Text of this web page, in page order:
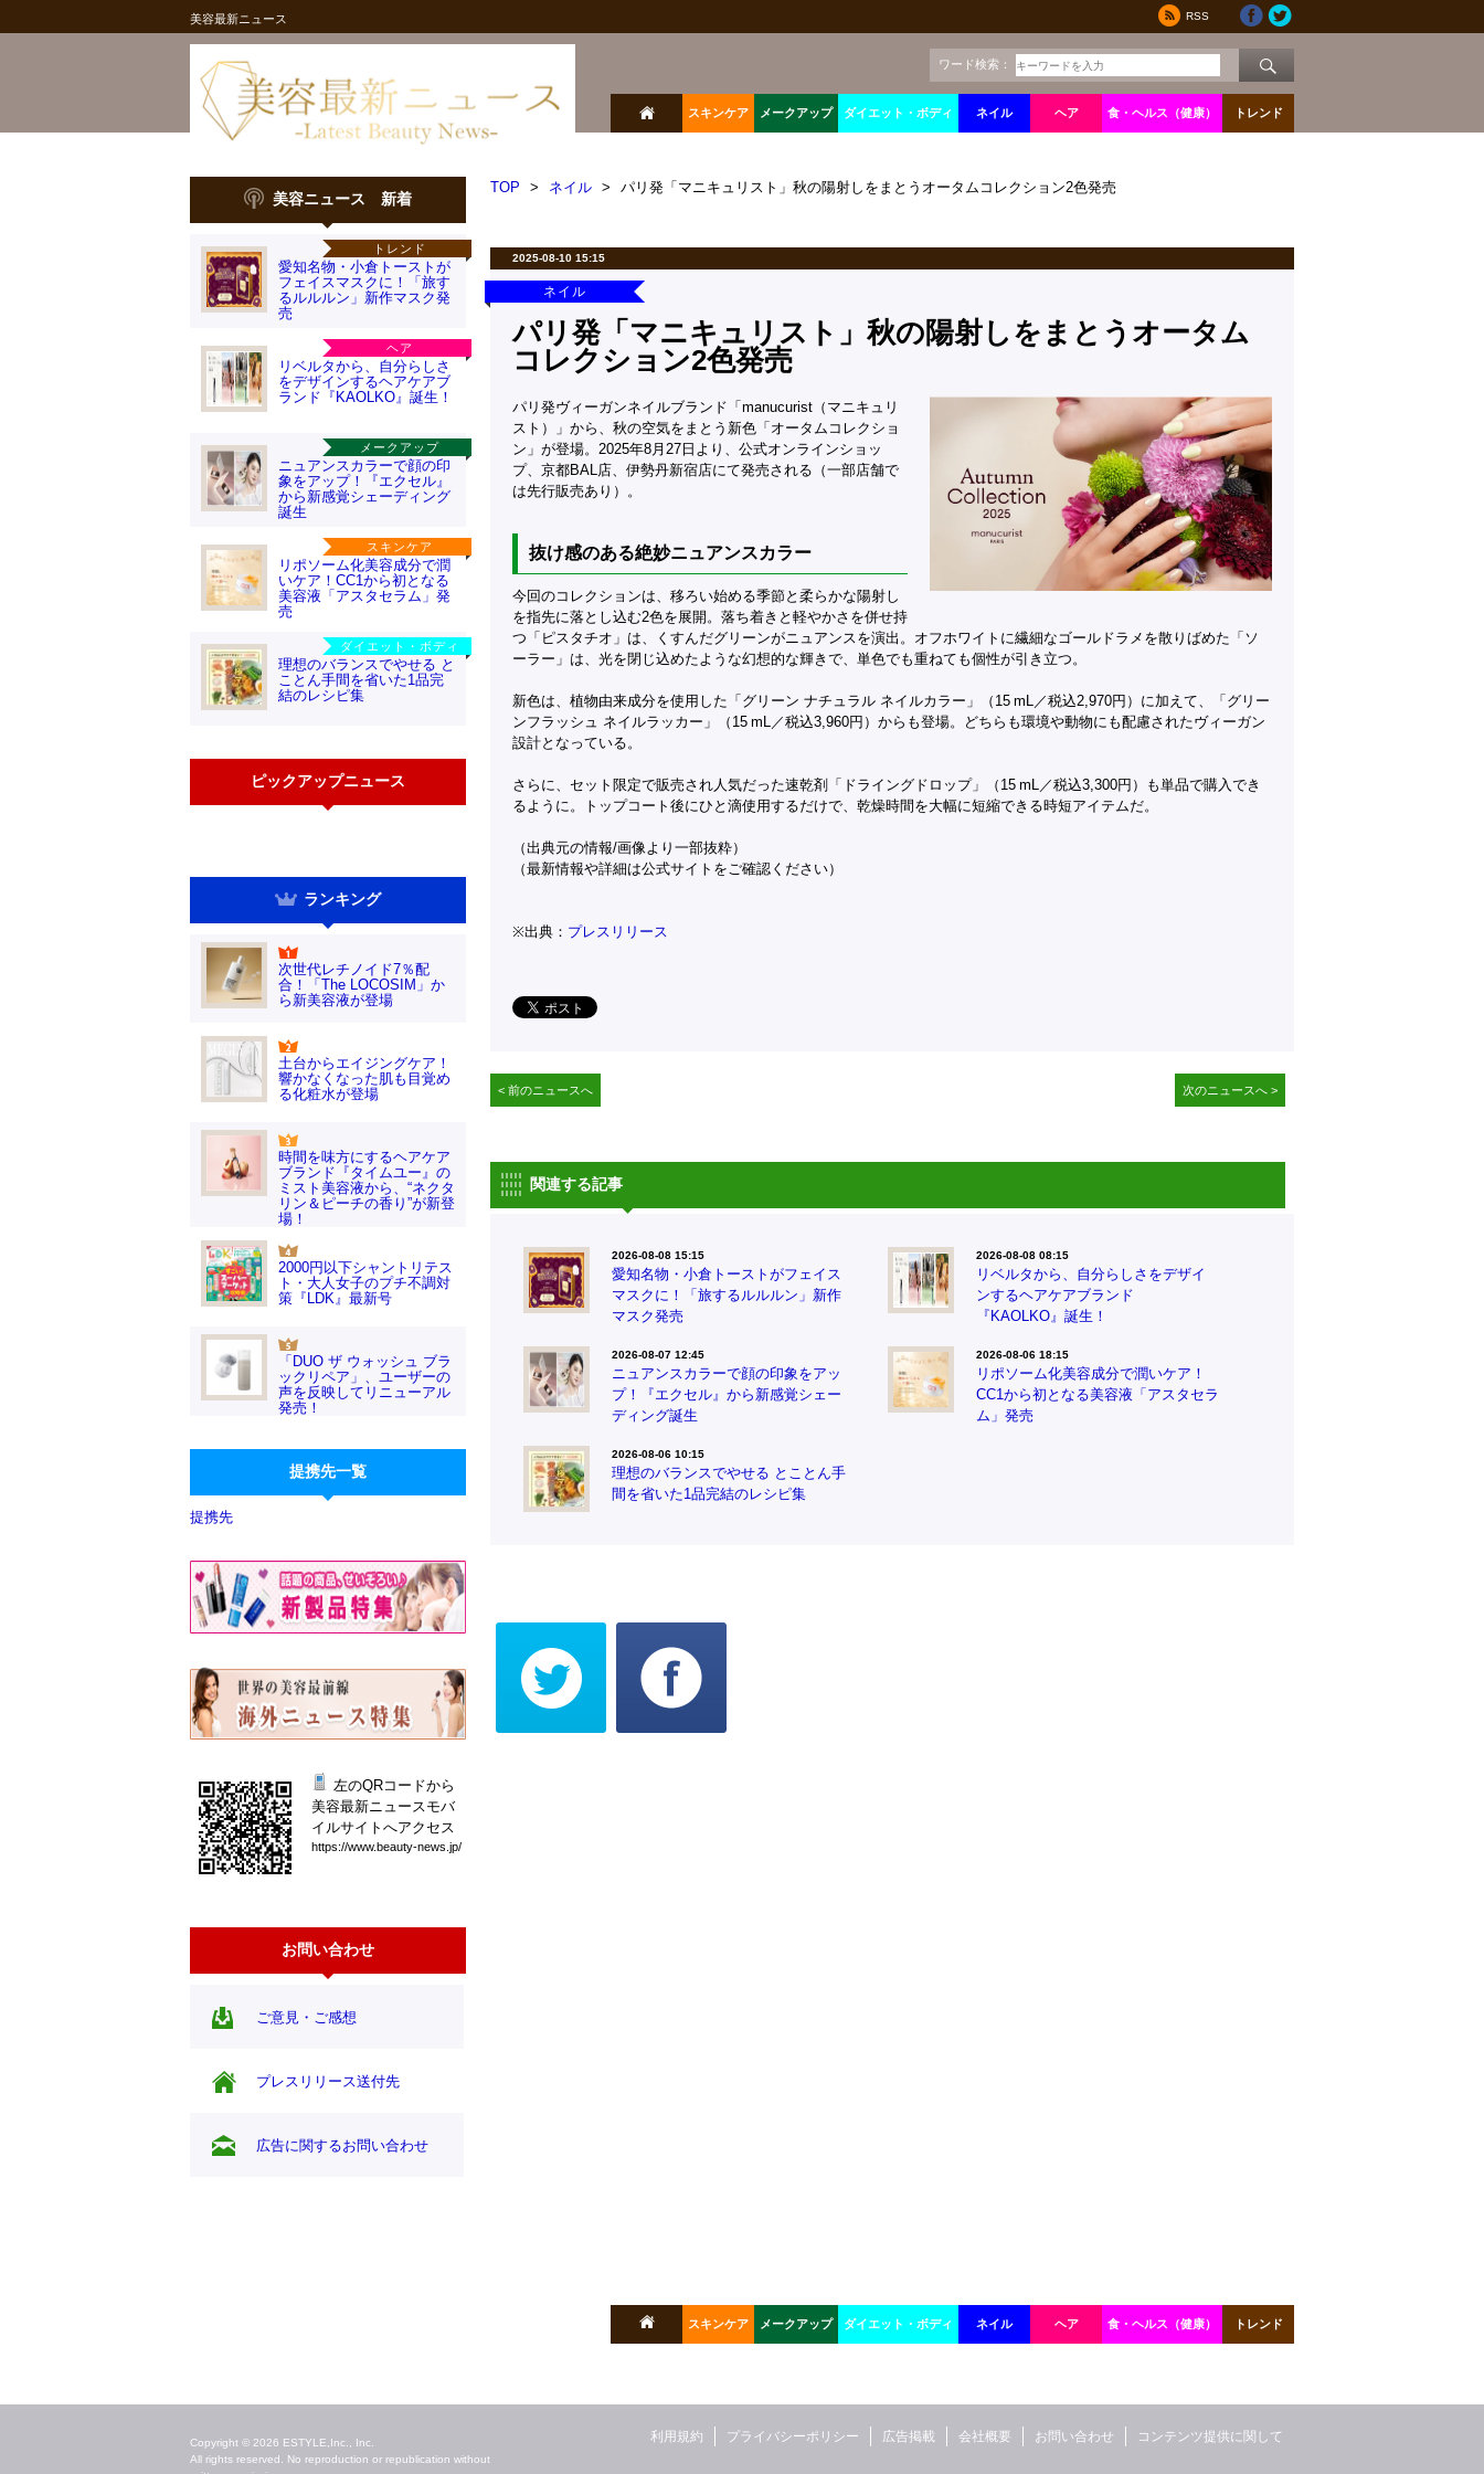
美容最新ニュース RSS
ワード検索：
スキンケア メークアップ ダイエット・ボディ ネイル ヘア 食・ヘルス（健康） トレンド
美容ニュース 新着
トレンド
愛知名物・小倉トーストが
フェイスマスクに！「旅す
るルルルン」新作マスク発
売
ヘア
リベルタから、自分らしさ
をデザインするヘアケアブ
ランド『KAOLKO』誕生！
メークアップ
ニュアンスカラーで顔の印
象をアップ！『エクセル』
から新感覚シェーディング
誕生
スキンケア
リポソーム化美容成分で潤
いケア！CC1から初となる
美容液「アスタセラム」発
売
ダイエット・ボディ
理想のバランスでやせる と
ことん手間を省いた1品完
結のレシピ集
ピックアップニュース
ランキング
次世代レチノイド7％配
合！「The LOCOSIM」か
ら新美容液が登場
土台からエイジングケア！
響かなくなった肌も目覚め
る化粧水が登場
時間を味方にするヘアケア
ブランド『タイムユー』の
ミスト美容液から、“ネクタ
リン＆ピーチの香り”が新登
場！
2000円以下シャントリテス
ト・大人女子のプチ不調対
策『LDK』最新号
「DUO ザ ウォッシュ ブラ
ックリペア」、ユーザーの
声を反映してリニューアル
発売！
提携先一覧
提携先
左のQRコードから
美容最新ニュースモバ
イルサイトへアクセス
https://www.beauty-news. jp/
お問い合わせ
ご意見・ご感想
プレスリリース送付先
広告に関するお問い合わせ
TOP > ネイル > パリ発「マニキュリスト」秋の陽射しをまとうオータムコレクション2色発売
2025-08-10 15:15
ネイル
パリ発「マニキュリスト」秋の陽射しをまとうオータム
コレクション2色発売
パリ発ヴィーガンネイルブランド「manucurist（マニキュリ
スト）」から、秋の空気をまとう新色「オータムコレクショ
ン」が登場。2025年8月27日より、公式オンラインショッ
プ、京都BAL店、伊勢丹新宿店にて発売される（一部店舗で
は先行販売あり）。
抜け感のある絶妙ニュアンスカラー
今回のコレクションは、移ろい始める季節と柔らかな陽射し
を指先に落とし込む2色を展開。落ち着きと軽やかさを併せ持
つ「ピスタチオ」は、くすんだグリーンがニュアンスを演出。オフホワイトに繊細なゴールドラメを散りばめた「ソ
ーラー」は、光を閉じ込めたような幻想的な輝きで、単色でも重ねても個性が引き立つ。
新色は、植物由来成分を使用した「グリーン ナチュラル ネイルカラー」（15 mL／税込2,970円）に加えて、「グリー
ンフラッシュ ネイルラッカー」（15 mL／税込3,960円）からも登場。どちらも環境や動物にも配慮されたヴィーガン
設計となっている。
さらに、セット限定で販売され人気だった速乾剤「ドライングドロップ」（15 mL／税込3,300円）も単品で購入でき
るように。トップコート後にひと滴使用するだけで、乾燥時間を大幅に短縮できる時短アイテムだ。
（出典元の情報/画像より一部抜粋）
（最新情報や詳細は公式サイトをご確認ください）
※出典： プレスリリース
< 前のニュースへ 次のニュースへ >
関連する記事
2026-08-08 15:15
愛知名物・小倉トーストがフェイス
マスクに！「旅するルルルン」新作
マスク発売
2026-08-08 08:15
リベルタから、自分らしさをデザイ
ンするヘアケアブランド
『KAOLKO』誕生！
2026-08-07 12:45
ニュアンスカラーで顔の印象をアッ
プ！『エクセル』から新感覚シェー
ディング誕生
2026-08-06 18:15
リポソーム化美容成分で潤いケア！
CC1から初となる美容液「アスタセラ
ム」発売
2026-08-06 10:15
理想のバランスでやせる とことん手
間を省いた1品完結のレシピ集
スキンケア メークアップ ダイエット・ボディ ネイル ヘア 食・ヘルス（健康） トレンド
Copyright © 2026 ESTYLE,Inc., Inc.
All rights reserved. No reproduction or republication without
コンテンツ提供に関して
お問い合わせ
会社概要
広告掲載
プライバシーポリシー
利用規約